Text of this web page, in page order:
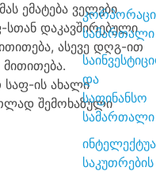
კორპორაციული
სამართალი
საინვესტიციო
და
საფინანსო
სამართალი
ინტელექტუალური
საკუთრების
ემატება ველები
სთან დაკავშირებული
ასევე დღგ-ით
ის ახალი
შემოხაზული